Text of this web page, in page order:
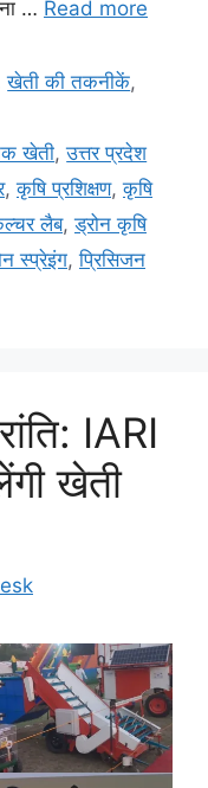
… Read more
खेती की तकनीकें,
खेती,उत्तर प्रदेश
,कृषि प्रशिक्षण,कृषि
लैब,ड्रोन कृषि
स्प्रेइंग,प्रिसिजन
IARI
खेती